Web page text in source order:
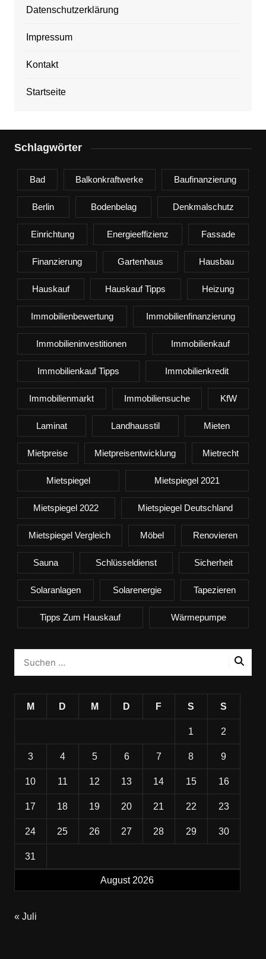
Datenschutzerklärung
Impressum
Kontakt
Startseite
Schlagwörter
Bad Balkonkraftwerke Baufinanzierung
Berlin Bodenbelag Denkmalschutz
Einrichtung Energieeffizienz Fassade
Finanzierung Gartenhaus Hausbau
Hauskauf Hauskauf Tipps Heizung
Immobilienbewertung Immobilienfinanzierung
Immobilieninvestitionen Immobilienkauf
Immobilienkauf Tipps Immobilienkredit
Immobilienmarkt Immobiliensuche KfW
Laminat Landhausstil Mieten
Mietpreise Mietpreisentwicklung Mietrecht
Mietspiegel Mietspiegel 2021
Mietspiegel 2022 Mietspiegel Deutschland
Mietspiegel Vergleich Möbel Renovieren
Sauna Schlüsseldienst Sicherheit
Solaranlagen Solarenergie Tapezieren
Tipps Zum Hauskauf Wärmepumpe
August 2026
M D M D F S S
1 2
3 4 5 6 7 8 9
10 11 12 13 14 15 16
17 18 19 20 21 22 23
24 25 26 27 28 29 30
31
« Juli